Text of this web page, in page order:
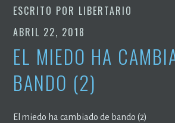
ESCRITO POR LIBERTARIO
ABRIL 22, 2018
EL MIEDO HA
BANDO (2)
El miedo ha cambiado de bando (2)